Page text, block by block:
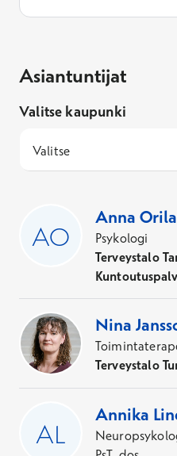
Asiantuntijat
Valitse kaupunki
Valitse
Anna
Psykologi
Terveystalo
Nina
Terveystalo
Annika